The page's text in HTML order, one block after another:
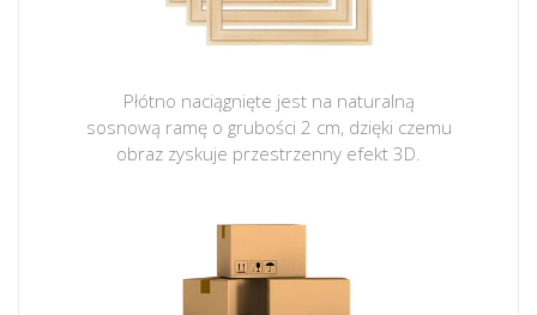
Płótno naciągnięte jest na naturalną
sosnową ramę o grubości 2 cm, dzięki czemu
obraz zyskuje przestrzenny efekt 3D.